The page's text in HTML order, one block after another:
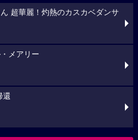
超華麗！灼熱のカスカベダンサ
メアリー
還